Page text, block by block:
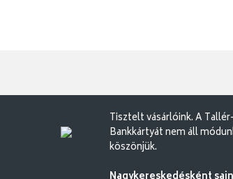
Tisztelt vásárlóink. A
Bankkártyát nem áll
köszönjük.